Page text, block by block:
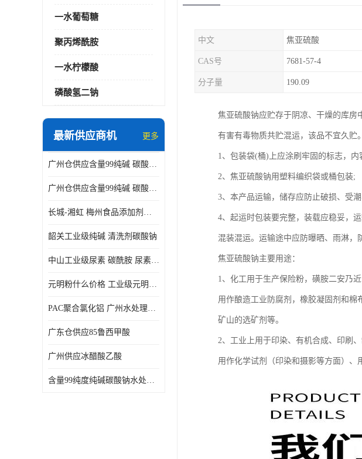
一水葡萄糖
聚丙烯酰胺
一水柠檬酸
磷酸氢二钠
最新供应商机 更多
广州仓供应含量99纯碱 碳酸钠 工业级99含量水处理 酸类中和
广州仓供应含量99纯碱 碳酸钠 工业级99含量水处理 生活洗涤
长城-湘虹 梅州食品添加剂焦亚硫酸钠 作防腐剂
韶关工业级纯碱 清洗剂碳酸钠
中山工业级尿素 碳酰胺 尿素是一种高浓度氮肥
元明粉什么价格 工业级元明粉 无水硫酸钠 硫酸钠 合成洗涤剂的填充料
PAC聚合氯化铝 广州水处理药剂聚合氯化铝PAC 工业污水废水城镇生活污水的净化处理
广东仓供应85鲁西甲酸
广州供应冰醋酸乙酸
含量99纯度纯碱碳酸钠水处理剂
中文 焦亚硫酸
CAS号 7681-57-4
分子量 190.09
焦亚硫酸钠应贮存于阴凉、干燥的库房
有害有毒物质共贮混运，该品不宜久贮
1、包装袋(桶)上应涂刷牢固的标志，
2、焦亚硫酸钠用塑料编织袋或桶包装;
3、本产品运输，储存应防止破损、受
4、起运时包装要完整，装载应稳妥，
混装混运。运输途中应防曝晒、雨淋，
焦亚硫酸钠主要用途：
1、化工用于生产保险粉，磺胺二安乃
用作酿造工业防腐剂，橡胶凝固剂和
矿山的选矿剂等。
2、工业上用于印染、有机合成、印刷
用作化学试剂（印染和摄影等方面）、